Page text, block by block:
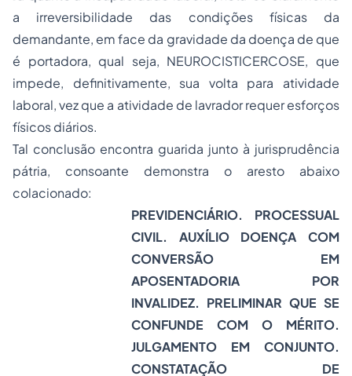
a irreversibilidade das condições físicas da
demandante, em face da gravidade da doença de que
é portadora, qual seja, NEUROCISTICERCOSE, que
impede, definitivamente, sua volta para atividade
laboral, vez que a atividade de lavrador requer esforços
físicos diários.
Tal conclusão encontra guarida junto à jurisprudência
pátria, consoante demonstra o aresto abaixo
colacionado:
PREVIDENCIÁRIO. PROCESSUAL
CIVIL. AUXÍLIO DOENÇA COM
CONVERSÃO EM
APOSENTADORIA POR
INVALIDEZ. PRELIMINAR QUE SE
CONFUNDE COM O MÉRITO.
JULGAMENTO EM CONJUNTO.
CONSTATAÇÃO DE